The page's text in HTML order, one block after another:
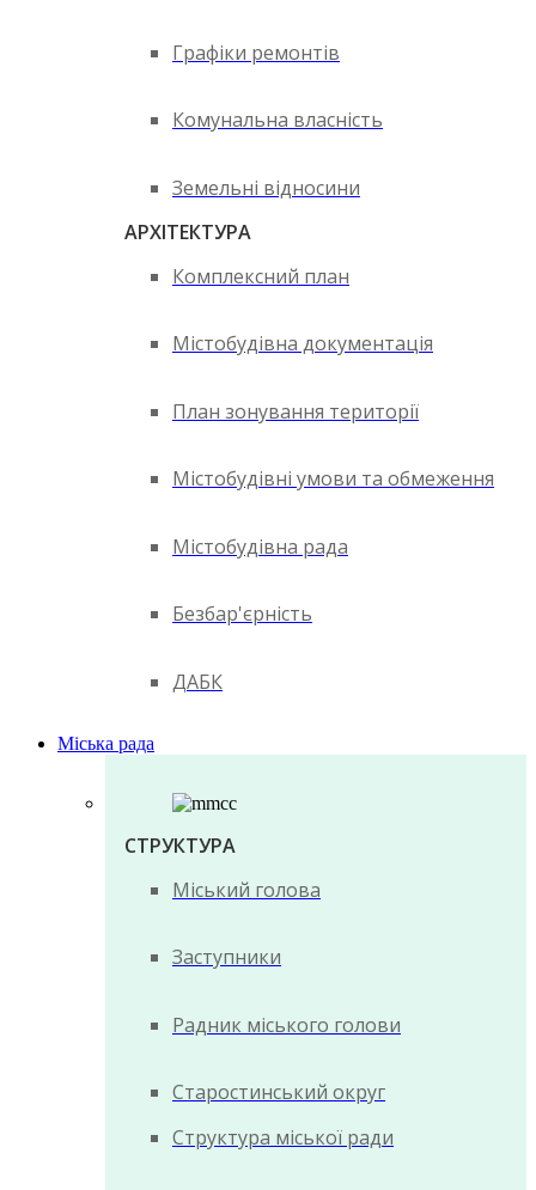
Графіки ремонтів
Комунальна власність
Земельні відносини
АРХІТЕКТУРА
Комплексний план
Містобудівна документація
План зонування території
Містобудівні умови та обмеження
Містобудівна рада
Безбар'єрність
ДАБК
Міська рада
СТРУКТУРА
Міський голова
Заступники
Радник міського голови
Старостинський округ
Структура міської ради